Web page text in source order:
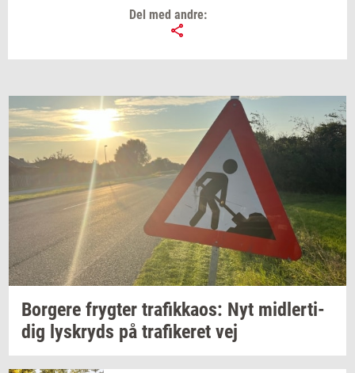
Del med andre:
Bor­ge­re fryg­ter tra­fik­ka­os: Nyt mid­ler­ti­
dig lys­kryds på tra­fi­ke­ret vej